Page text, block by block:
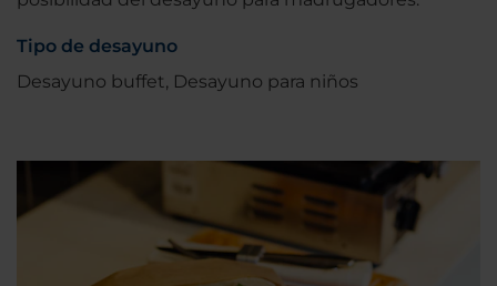
Tipo de desayuno
Desayuno buffet, Desayuno para niños